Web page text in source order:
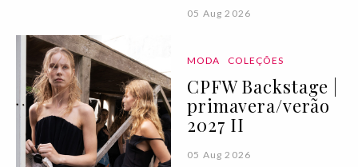
05 Aug 2026
MODA COLEÇÕES
CPFW Backstage |
primavera/verão
2027 II
05 Aug 2026